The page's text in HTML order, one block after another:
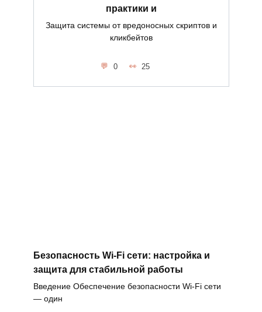
практики и
Защита системы от вредоносных скриптов и
кликбейтов
0 25
Безопасность Wi-Fi сети: настройка и
защита для стабильной работы
Введение Обеспечение безопасности Wi-Fi сети
— один